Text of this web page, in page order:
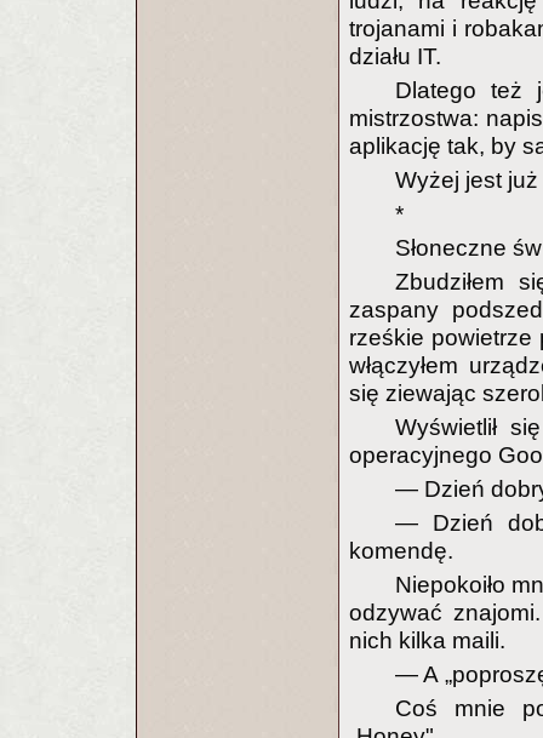
trojanami i
działu IT.
Dlatego też
mistrzostwa:
aplikację tak, by
Wyżej jest
*
Słoneczne
Zbudziłem
zaspany
rześkie powietrze
włączyłem
się ziewając
Wyświetlił
operacyjnego
— Dzień
— Dzień
komendę.
Niepokoiło
odzywać
nich kilka maili.
— A
Coś mnie